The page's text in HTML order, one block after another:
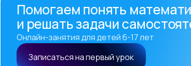
Помогаем понять
и решать задачи
Онлайн-занятия для детей 6-17 лет
Записаться на первый урок